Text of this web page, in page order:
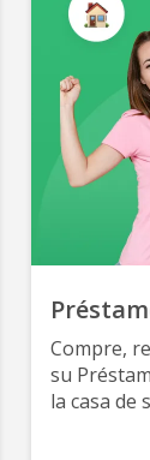
Compre,
su
la casa de